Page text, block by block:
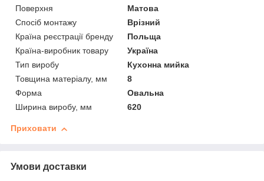
Поверхня
Матова
Спосіб монтажу
Врізний
Країна реєстрації бренду
Польща
Країна-виробник товару
Україна
Тип виробу
Кухонна мийка
Товщина матеріалу, мм
8
Форма
Овальна
Ширина виробу, мм
620
Приховати
Умови доставки